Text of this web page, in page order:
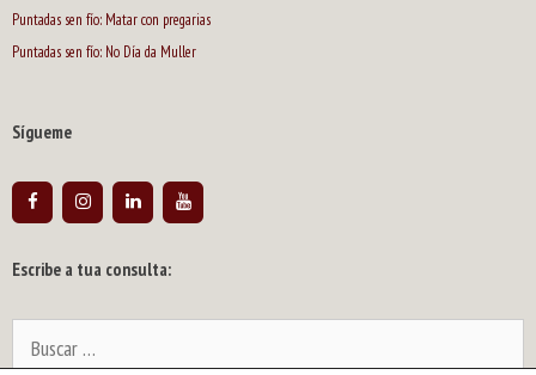
Puntadas sen fío: Matar con pregarias
Puntadas sen fío: No Día da Muller
Sígueme
Escribe a tua consulta: